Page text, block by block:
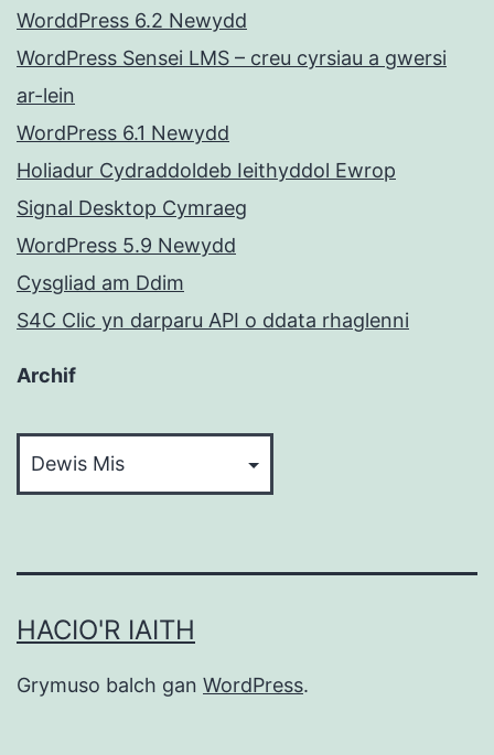
WorddPress 6.2 Newydd
WordPress Sensei LMS – creu cyrsiau a gwersi
ar-lein
WordPress 6.1 Newydd
Holiadur Cydraddoldeb Ieithyddol Ewrop
Signal Desktop Cymraeg
WordPress 5.9 Newydd
Cysgliad am Ddim
S4C Clic yn darparu API o ddata rhaglenni
Archif
HACIO'R IAITH
Grymuso balch gan WordPress.